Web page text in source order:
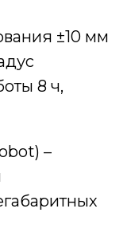
±10 мм
8 ч,
–